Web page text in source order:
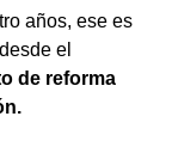
años, ese es
el
de reforma